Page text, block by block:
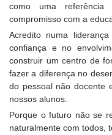
como uma
compromisso com a
Acredito numa
confiança e no
construir um centro de
fazer a diferença no
do pessoal não docente
nossos alunos.
Porque o futuro não se
naturalmente com todos,